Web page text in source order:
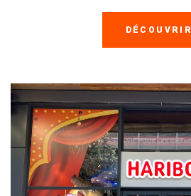
DÉCOUVRIR